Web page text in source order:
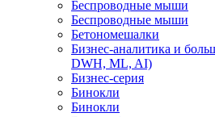
Беспроводные мыши
Беспроводные мыши
Бетономешалки
Бизнес-аналитика и
DWH, ML, AI)
Бизнес-серия
Бинокли
Бинокли